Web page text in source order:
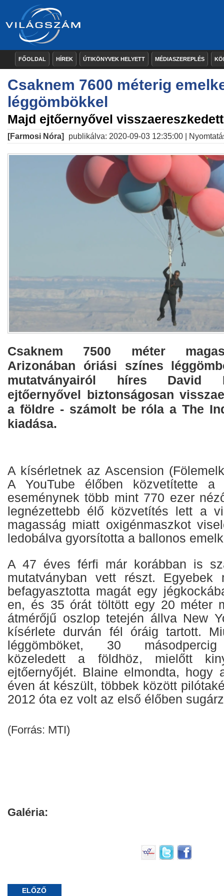
FŐOLDAL HÍREK ÚTIKÖNYVEK HELYETT MÉDIASZEREPLÉS
Csaknem 7600 méterig
léggömbökkel
Majd ejtőernyővel
[Farmosi Nóra] publikálva: 2020-09-03 12:35:00 |
Csaknem 7500 méter
Arizonában óriási színes
mutatványairól híres David
ejtőernyővel biztonságosan
a földre - számolt be róla a The
kiadása.
A kísérletnek az Ascension
A YouTube élőben közvetítette a
eseménynek több mint 770 ezer
legnézettebb élő közvetítés lett a
magasság miatt oxigénmaszkot
ledobálva gyorsította a ballonos
A 47 éves férfi már korábban is
mutatványban vett részt. Egyebek
befagyasztotta magát egy
en, és 35 órát töltött egy 20 méter
átmérőjű oszlop tetején állva New
kísérlete durván fél óráig tartott.
léggömböket, 30 másodpercig
közeledett a földhöz, mielőtt
ejtőernyőjét. Blaine elmondta, hogy
éven át készült, többek között
2012 óta ez volt az első élőben
(Forrás: MTI)
Galéria:
ELŐZŐ